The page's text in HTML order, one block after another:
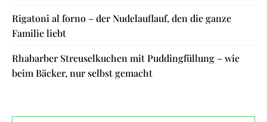
Rigatoni al forno – der Nudelauflauf, den die ganze
Familie liebt
Rhabarber Streuselkuchen mit Puddingfüllung – wie
beim Bäcker, nur selbst gemacht